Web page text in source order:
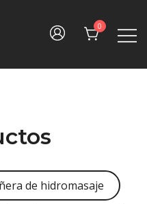
0
de hidromasaje